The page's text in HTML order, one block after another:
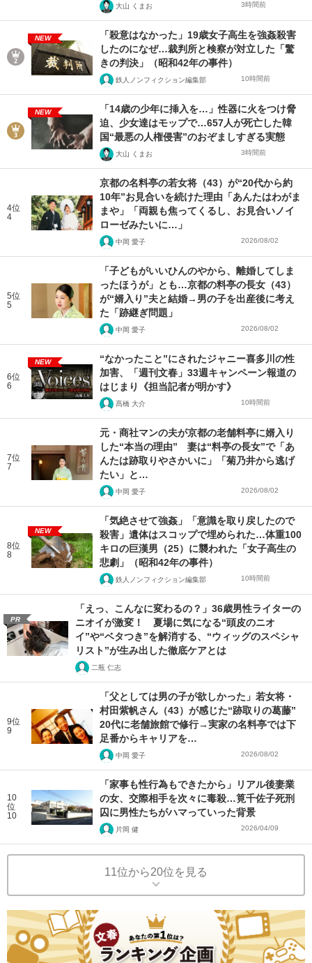
大山 くまお 3時間前
NEW
「殺意はなかった」19歳女子高生を強姦殺害
したのになぜ…裁判所と検察が対立した「驚
きの判決」（昭和42年の事件）
鉄人ノンフィクション編集部 10時間前
NEW
「14歳の少年に挿入を…」性器に火をつけ脅
迫、少女達はモップで…657人が死亡した韓
国“最悪の人権侵害”のおぞましすぎる実態
大山 くまお 3時間前
4位
4
京都の名料亭の若女将（43）が“20代から約
10年”お見合いを続けた理由「あんたはわがま
まや」「両親も焦ってくるし、お見合いノイ
ローゼみたいに…」
中岡 愛子 2026/08/02
5位
5
「子どもがいいひんのやから、離婚してしま
ったほうが」とも…京都の料亭の長女（43）
が“婿入り”夫と結婚→男の子を出産後に考え
た「跡継ぎ問題」
中岡 愛子 2026/08/02
6位
6
NEW
“なかったこと”にされたジャニー喜多川の性
加害、「週刊文春」33週キャンペーン報道の
はじまり《担当記者が明かす》
髙橋 大介 10時間前
7位
7
元・商社マンの夫が京都の老舗料亭に婿入り
した“本当の理由” 妻は“料亭の長女”で「あ
んたは跡取りやさかいに」「菊乃井から逃げ
たい」と…
中岡 愛子 2026/08/02
8位
8
NEW
「気絶させて強姦」「意識を取り戻したので
殺害」遺体はスコップで埋められた…体重100
キロの巨漢男（25）に襲われた「女子高生の
悲劇」（昭和42年の事件）
鉄人ノンフィクション編集部 10時間前
PR
「えっ、こんなに変わるの？」36歳男性ライターの
ニオイが激変！ 夏場に気になる“頭皮のニオ
イ”や“ベタつき”を解消する、“ウィッグのスペシャ
リスト”が生み出した徹底ケアとは
二瓶 仁志
9位
9
「父としては男の子が欲しかった」若女将・
村田紫帆さん（43）が感じた“跡取りの葛藤”
20代に老舗旅館で修行→実家の名料亭では下
足番からキャリアを…
中岡 愛子 2026/08/02
10
位
10
「家事も性行為もできたから」リアル後妻業
の女、交際相手を次々に毒殺…筧千佐子死刑
囚に男性たちがハマっていった背景
片岡 健 2026/04/09
11位から20位を見る